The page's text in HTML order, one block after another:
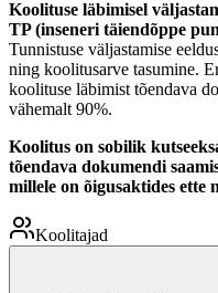
Koolituse läbimisel
TP (inseneri täiendõppe
Tunnistuse väljastamise
ning koolitusarve tasumine.
koolituse läbimist tõendava
vähemalt 90%.
Koolitus on sobilik
tõendava dokumendi
millele on õigusaktides ette
Koolitajad